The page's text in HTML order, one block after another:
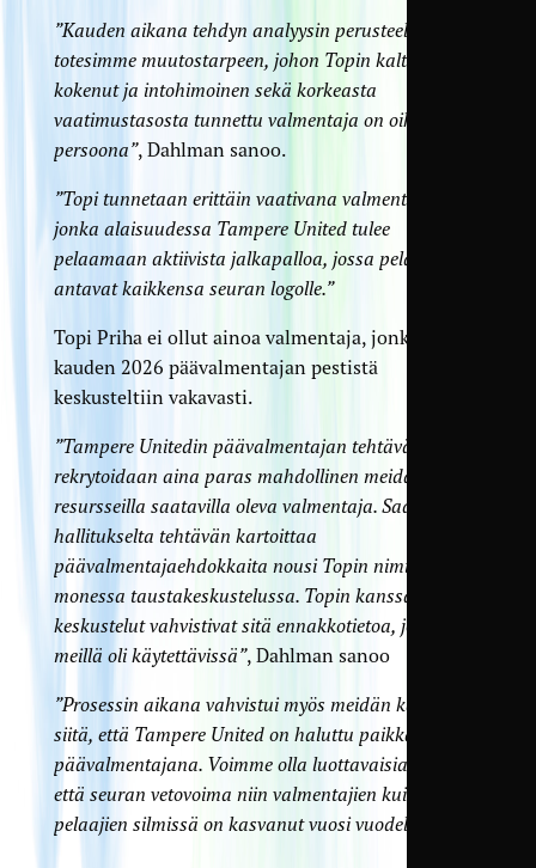
”Kauden aikana tehdyn analyysin perusteella
totesimme muutostarpeen, johon Topin kaltainen
kokenut ja intohimoinen sekä korkeasta
vaatimustasosta tunnettu valmentaja on oikea
persoona”, Dahlman sanoo.
”Topi tunnetaan erittäin vaativana valmentajana,
jonka alaisuudessa Tampere United tulee
pelaamaan aktiivista jalkapalloa, jossa pelaajat
antavat kaikkensa seuran logolle.”
Topi Priha ei ollut ainoa valmentaja, jonka kanssa
kauden 2026 päävalmentajan pestistä
keskusteltiin vakavasti.
”Tampere Unitedin päävalmentajan tehtävään
rekrytoidaan aina paras mahdollinen meidän
resursseilla saatavilla oleva valmentaja. Saatuani
hallitukselta tehtävän kartoittaa
päävalmentajaehdokkaita nousi Topin nimi esille
monessa taustakeskustelussa. Topin kanssa käydyt
keskustelut vahvistivat sitä ennakkotietoa, joka
meillä oli käytettävissä”, Dahlman sanoo
”Prosessin aikana vahvistui myös meidän käsitys
siitä, että Tampere United on haluttu paikka toimia
päävalmentajana. Voimme olla luottavaisia siihen,
että seuran vetovoima niin valmentajien kuin myös
pelaajien silmissä on kasvanut vuosi vuodelta.”